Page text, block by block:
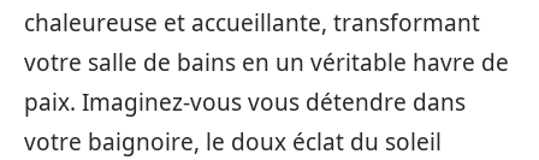
chaleureuse et accueillante, transformant
votre salle de bains en un véritable havre de
paix. Imaginez-vous vous détendre dans
votre baignoire, le doux éclat du soleil